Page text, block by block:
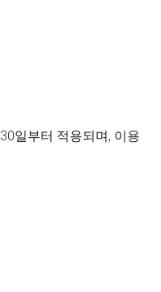
일부터 적용되며, 이용